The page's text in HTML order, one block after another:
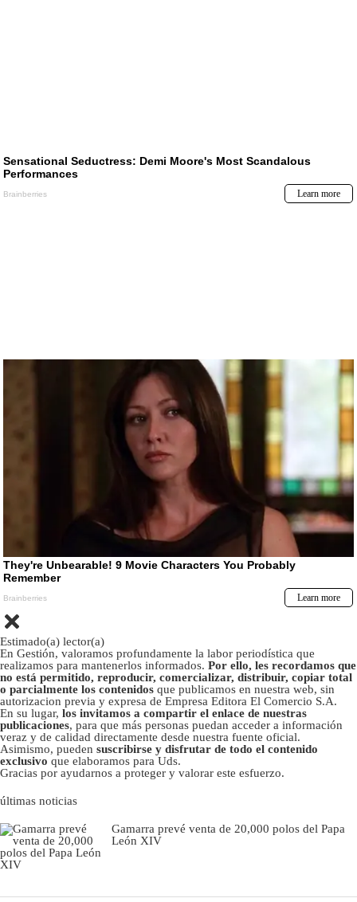
Estimado(a) lector(a)
En Gestión, valoramos profundamente la labor periodística que
realizamos para mantenerlos informados. Por ello, les recordamos que
no está permitido, reproducir, comercializar, distribuir, copiar total
o parcialmente los contenidos que publicamos en nuestra web, sin
autorizacion previa y expresa de Empresa Editora El Comercio S.A.
En su lugar, los invitamos a compartir el enlace de nuestras
publicaciones, para que más personas puedan acceder a información
veraz y de calidad directamente desde nuestra fuente oficial.
Asimismo, pueden suscribirse y disfrutar de todo el contenido
exclusivo que elaboramos para Uds.
Gracias por ayudarnos a proteger y valorar este esfuerzo.
últimas noticias
Gamarra prevé venta de 20,000 polos del Papa
León XIV